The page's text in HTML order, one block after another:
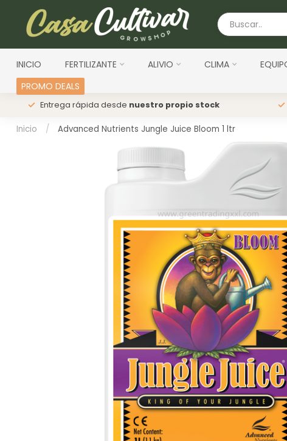
INICIO FERTILIZANTE ALIVIO CLIMA
PROMO DEALS
Entrega rápida desde nuestro propio stock
Inicio / Advanced Nutrients Jungle Juice Bloom 1 ltr